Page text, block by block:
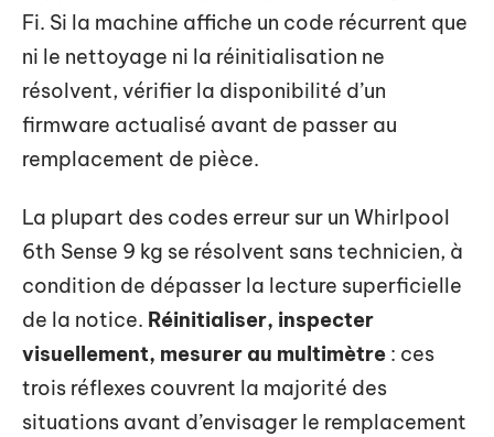
Fi. Si la machine affiche un code récurrent que
ni le nettoyage ni la réinitialisation ne
résolvent, vérifier la disponibilité d’un
firmware actualisé avant de passer au
remplacement de pièce.
La plupart des codes erreur sur un Whirlpool
6th Sense 9 kg se résolvent sans technicien, à
condition de dépasser la lecture superficielle
de la notice. Réinitialiser, inspecter
visuellement, mesurer au multimètre : ces
trois réflexes couvrent la majorité des
situations avant d’envisager le remplacement